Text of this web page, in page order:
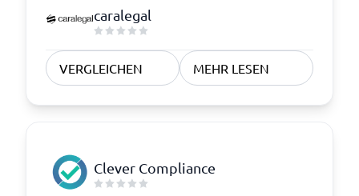
caralegal
VERGLEICHEN MEHR LESEN
Clever Compliance